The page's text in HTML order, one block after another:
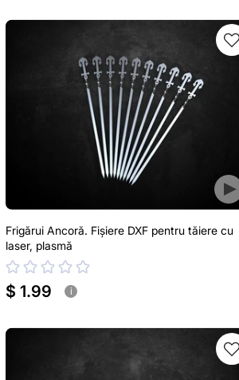
Frigărui Ancoră. Fișiere DXF pentru tăiere cu
laser, plasmă
$ 1.99 i